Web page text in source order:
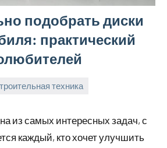
подобрать диски
практический
техника
из самых интересных задач, с
каждый, кто хочет улучшить